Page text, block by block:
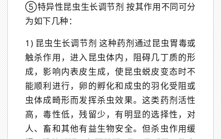
⑤特异性昆虫生长调节剂 按其作用不同可分
为如下几种：
1) 昆虫生长调节剂 这种药剂通过昆虫胃毒或
触杀作用，进入昆虫体内，阻碍几丁质的形
成，影响内表皮生成，使昆虫蜕皮变态时不
能顺利进行，卵的孵化和成虫的羽化受阻或
虫体成畸形而发挥杀虫效果。这类药剂活性
高，毒性低，残留少，有明显的选择性，对
人、畜和其他有益生物安全。但杀虫作用缓